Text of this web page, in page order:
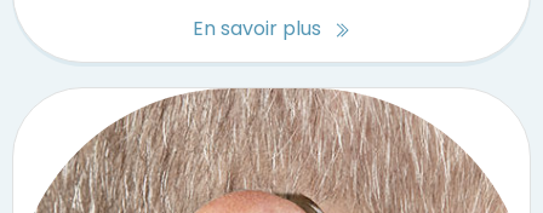
En savoir plus